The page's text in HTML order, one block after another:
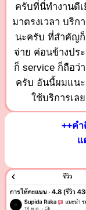
ครับที่นี่ทำงานดี
มาตรงเวลา บริก
นะครับ ที่สำคัญ
จ่าย ค่อนข้างปร
ก็ service ก็ถือว่
ครับ อันนี้ผมแน
ใช้บริการเล
++คำ
แ